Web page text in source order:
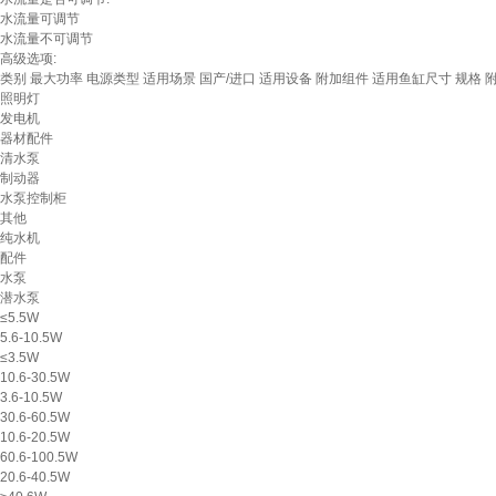
水流量可调节
水流量不可调节
高级选项:
类别 最大功率 电源类型 适用场景 国产/进口 适用设备 附加组件 适用鱼缸尺寸 规格
照明灯
发电机
器材配件
清水泵
制动器
水泵控制柜
其他
纯水机
配件
水泵
潜水泵
≤5.5W
5.6-10.5W
≤3.5W
10.6-30.5W
3.6-10.5W
30.6-60.5W
10.6-20.5W
60.6-100.5W
20.6-40.5W